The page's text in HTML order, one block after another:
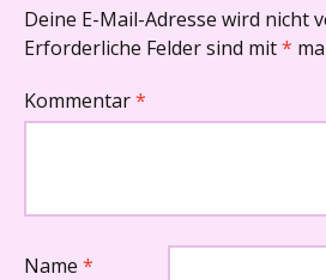
Deine E-Mail-Adresse wird nicht
Erforderliche Felder sind mit*
Kommentar*
Name *